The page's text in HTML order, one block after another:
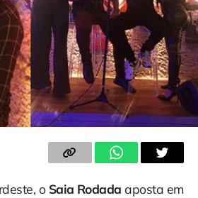
o Saia Rodada aposta em